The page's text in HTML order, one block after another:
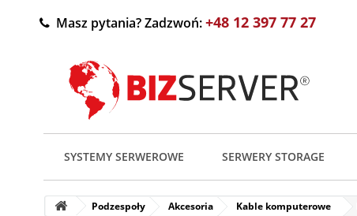
Masz pytania? Zadzwoń:+48 12 397 77 27
SYSTEMY SERWEROWE SERWERY STORAGE
Podzespoły Akcesoria Kable komputerowe